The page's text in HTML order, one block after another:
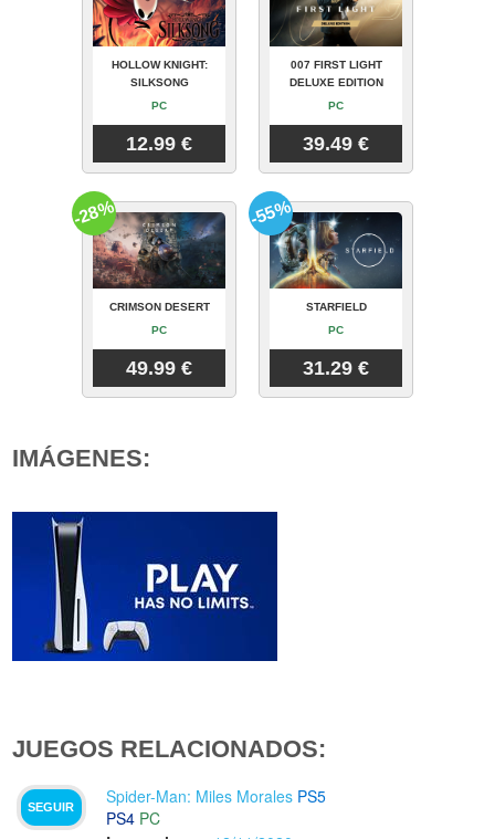
HOLLOW KNIGHT:
SILKSONG
PC
12.99 €
007 FIRST LIGHT
DELUXE EDITION
PC
39.49 €
CRIMSON DESERT
PC
49.99 €
-28%
STARFIELD
PC
31.29 €
-55%
IMÁGENES:
JUEGOS RELACIONADOS:
SEGUIR
Spider-Man: Miles Morales PS5
PS4 PC